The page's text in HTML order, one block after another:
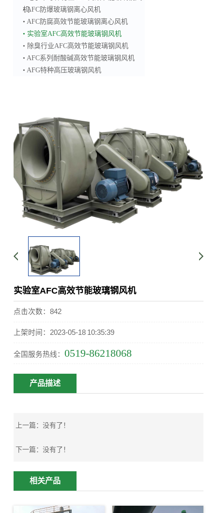
机
• AFC防爆玻璃钢离心风机
• AFC防腐高效节能玻璃钢离心风机
• 实验室AFC高效节能玻璃钢风机
• 除臭行业AFC高效节能玻璃钢风机
• AFC系列耐酸碱高效节能玻璃钢风机
• AFG特种高压玻璃钢风机
实验室AFC高效节能玻璃钢风机
点击次数：842
上架时间：2023-05-18 10:35:39
全国服务热线：0519-86218068
产品描述
上一篇：没有了！
下一篇：没有了！
相关产品